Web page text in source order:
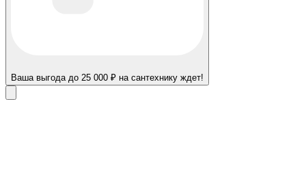
Ваша выгода до 25 000 ₽ на сантехнику ждет!